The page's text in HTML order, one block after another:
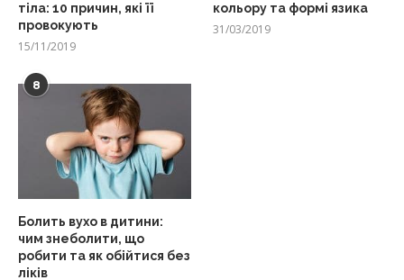
тіла: 10 причин, які її
провокують
15/11/2019
кольору та формі язика
31/03/2019
8
Болить вухо в дитини:
чим знеболити, що
робити та як обійтися без
ліків